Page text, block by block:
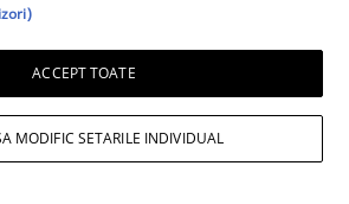
ACCEPT TOATE
MODIFIC SETARILE INDIVIDUAL